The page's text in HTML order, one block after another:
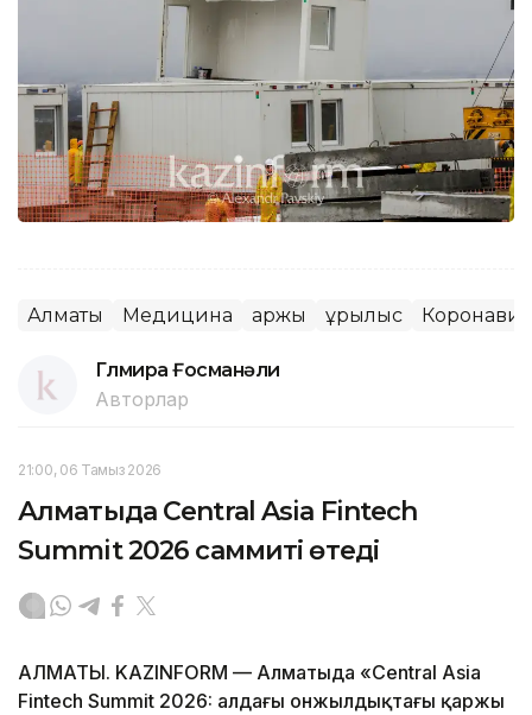
Алматы Медицина Қаржы Құрылыс
Гүлмира Ғосманәли
Авторлар
21:00, 06 Тамыз 2026
Алматыда Central Asia Fintech
Summit 2026 саммиті өтеді
АЛМАТЫ. KAZINFORM — Алматыда «Central Asia
Fintech Summit 2026: алдағы онжылдықтағы қаржы